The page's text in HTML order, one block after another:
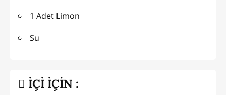
1 Adet Limon
Su
İÇİ İÇİN :